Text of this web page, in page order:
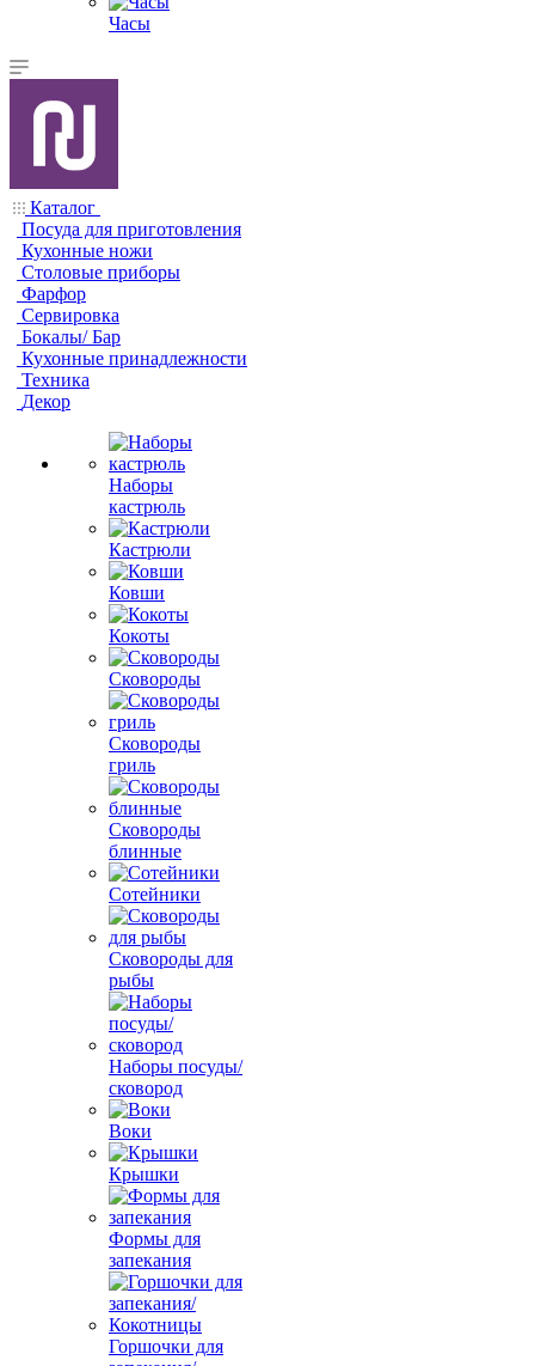
Часы
Каталог
Посуда для приготовления
Кухонные ножи
Столовые приборы
Фарфор
Сервировка
Бокалы/ Бар
Кухонные принадлежности
Техника
Декор
Наборы
кастрюль
Кастрюли
Ковши
Кокоты
Сковороды
Сковороды
гриль
Сковороды
блинные
Сотейники
Сковороды для
рыбы
Наборы посуды/
сковород
Воки
Крышки
Формы для
запекания
Горшочки для